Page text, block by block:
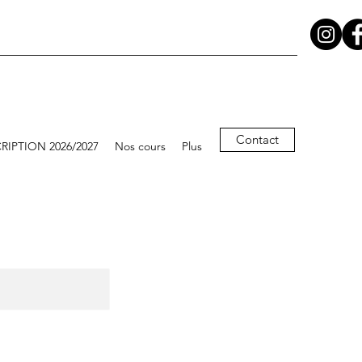
2026/2027 Nos cours Plus Contact